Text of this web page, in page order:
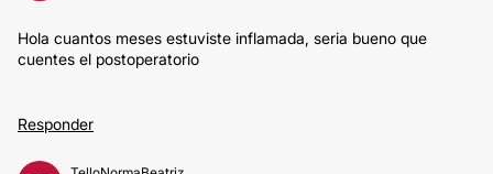
Hola cuantos meses estuviste inflamada, seria bueno que
cuentes el postoperatorio
Responder